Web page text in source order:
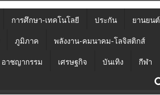
การศึกษา-เทคโนโลยี ประกัน ยานยนต์
ภูมิภาค พลังงาน-คมนาคม-โลจิสติกส์
อาชญากรรม เศรษฐกิจ บันเทิง กีฬา